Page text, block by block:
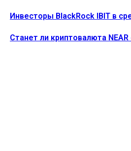
Инвесторы BlackRock IBIT в
Станет ли криптовалюта